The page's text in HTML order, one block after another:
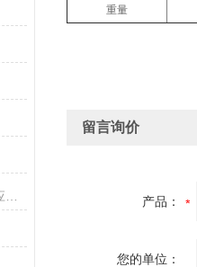
重量
留言询价
产品：
您的单位：